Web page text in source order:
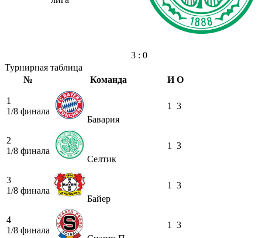
3 : 0
Турнирная таблица
№
Команда И О
1
1/8 финала
Бавария
1 3
2
1/8 финала
Селтик
1 3
3
1/8 финала
Байер
1 3
4
1/8 финала
1 3